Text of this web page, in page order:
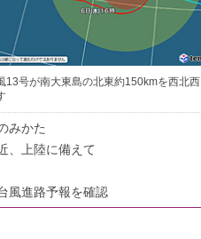
13号が南大東島の北東約150kmを西北西
みかた
、上陸に備えて
風進路予報を確認